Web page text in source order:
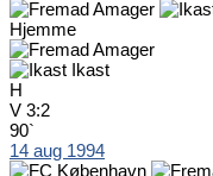
Hjemme
Ikast
H
V 3:2
90`
14 aug 1994